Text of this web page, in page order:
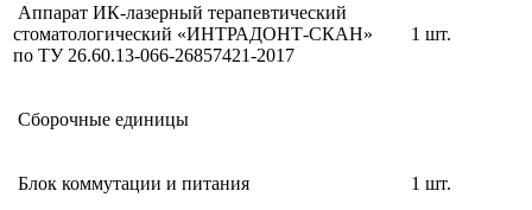
Аппарат ИК-лазерный терапевтический
стоматологический «ИНТРАДОНТ-СКАН»
по ТУ 26.60.13-066-26857421-2017
1 шт.
Сборочные единицы
Блок коммутации и питания 1 шт.